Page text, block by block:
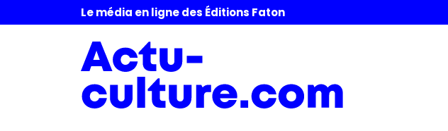
Le média en ligne des Éditions Faton